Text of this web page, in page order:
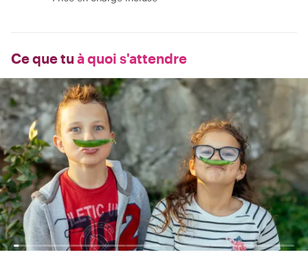
Ce que tu à quoi s'attendre